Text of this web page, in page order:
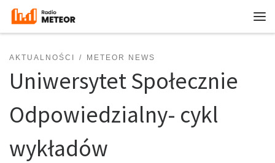
Przejdź do treści
AKTUALNOŚCI METEOR NEWS
Uniwersytet Społecznie
Odpowiedzialny- cykl
wykładów